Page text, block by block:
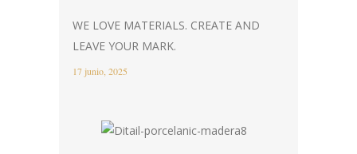
WE LOVE MATERIALS. CREATE AND
LEAVE YOUR MARK.
17 junio, 2025